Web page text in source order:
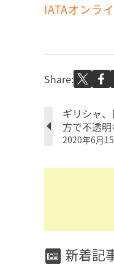
IATAオンラ
Share:
ギリシャ
方で不透
2020年6月
新着記